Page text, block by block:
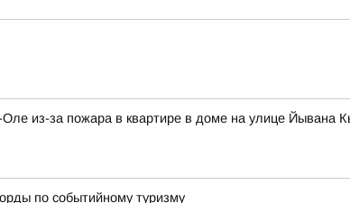
из-за пожара в квартире в доме на улице Йывана
по событийному туризму